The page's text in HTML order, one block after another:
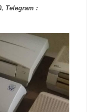
Telegram :